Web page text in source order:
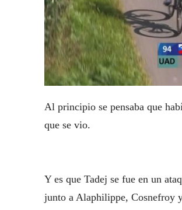
Al principio se pensaba que
que se vio.
Y es que Tadej se fue en un
junto a Alaphilippe, Cosnefroy